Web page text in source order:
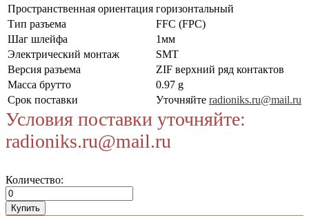
Пространственная ориентация горизонтальный
Тип разъема
FFC (FPC)
Шаг шлейфа
1мм
Электрический монтаж
SMT
Версия разъема
ZIF верхний ряд контактов
Масса брутто
0.97 g
Срок поставки
Уточняйте radioniks.ru@mail.ru
Условия поставки уточняйте:
radioniks.ru@mail.ru
Количество: